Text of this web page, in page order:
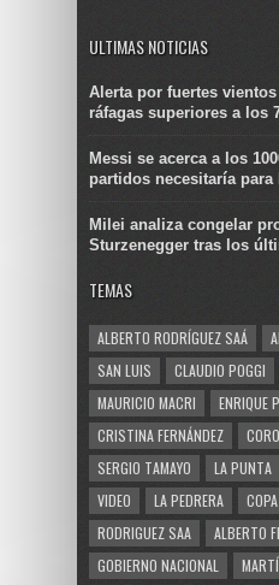
ULTIMAS NOTICIAS
Alerta por fuertes
ráfagas superiores a los
Messi se acerca a los
partidos necesitaría para
Milei analiza congelar
Sturzenegger tras los
TEMAS
ALBERTO RODRÍGUEZ SAÁ
SAN LUIS
CLAUDIO POGGI
MAURICIO MACRI
ENRIQUE
CRISTINA FERNÁNDEZ
SERGIO TAMAYO
LA PUNTA
VIDEO
LA PEDRERA
RODRIGUEZ SAA
ALBERTO
GOBIERNO NACIONAL